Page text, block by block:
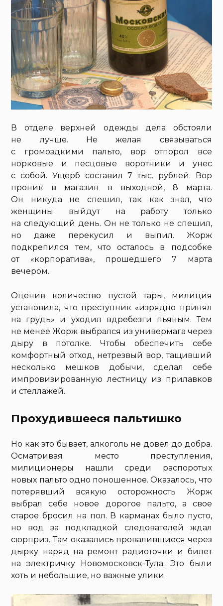
В отделе верхней одежды дела обстояли
не лучше. Не желая связываться
с громоздкими пальто, вор отпорол все
норковые и песцовые воротники и унес
с собой. Ущерб составил 7 тыс. рублей. Вор
проник в магазин в выходной, 8 марта.
Он никуда не спешил, так как знал, что
женщины выйдут на работу только
на следующий день. Он не только не спешил,
но даже перекусил и выпил. Жорж
подкрепился тем, что осталось в подсобке
от «корпоратива», прошедшего 7 марта
вечером.
Оценив количество пустой тары, милиция
установила, что преступник «изрядно принял
на грудь» и уходил вдребезги пьяным. Тем
не менее Жорж выбрался из универмага через
дыру в потолке. Чтобы обеспечить себе
комфортный отход, нетрезвый вор, тащивший
несколько мешков добычи, сделал себе
импровизированную лестницу из прилавков
и стеллажей.
Прохудившееся пальтишко
Но как это бывает, алкоголь не довел до добра.
Осматривая место преступления,
милиционеры нашли среди распоротых
новых пальто одно поношенное. Оказалось, что
потерявший всякую осторожность Жорж
выбрал себе новое дорогое пальто, а свое
старое бросил на пол. В карманах было пусто,
но вод за подкладкой следователей ждал
сюрприз. Там оказались провалившиеся через
дырку наряд на ремонт радиоточки и билет
на электричку Новомосковск-Тула. Это были
хоть и небольшие, но важные улики.